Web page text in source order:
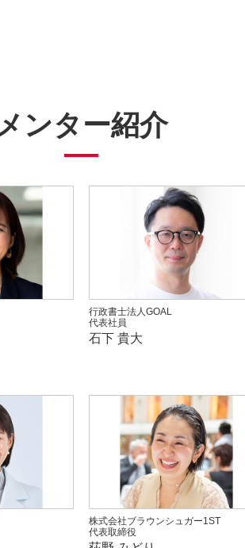
ンター紹介
行政書士法人GOAL
代表社員
石下 貴大
株式会社ブラウンシュガー1ST
代表取締役